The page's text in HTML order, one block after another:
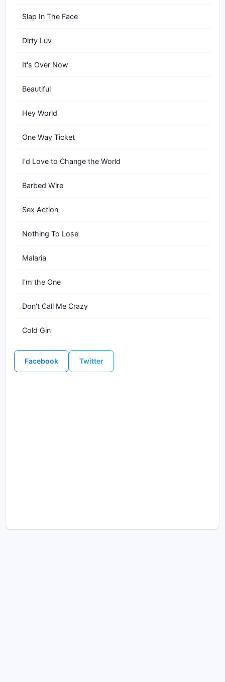
Slap In The Face
Dirty Luv
It's Over Now
Beautiful
Hey World
One Way Ticket
I'd Love to Change the World
Barbed Wire
Sex Action
Nothing To Lose
Malaria
I'm the One
Don't Call Me Crazy
Cold Gin
Facebook Twitter